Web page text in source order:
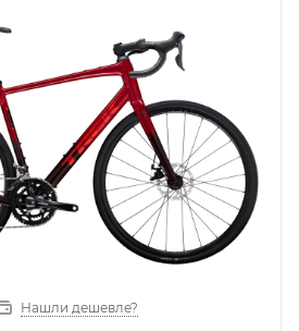
Нашли дешевле?